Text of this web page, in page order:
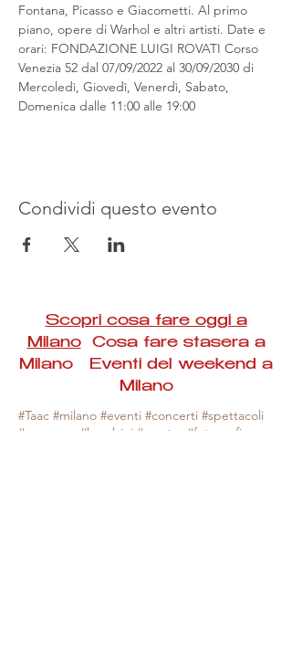
Fontana, Picasso e Giacometti. Al primo
piano, opere di Warhol e altri artisti. Date e
orari: FONDAZIONE LUIGI ROVATI Corso
Venezia 52 dal 07/09/2022 al 30/09/2030 di
Mercoledì, Giovedì, Venerdì, Sabato,
Domenica dalle 11:00 alle 19:00
Condividi questo evento
Scopri cosa fare oggi a
MilanoCosa fare stasera a
Milano Eventi del weekend a
Milano
#Taac #milano #eventi #concerti #spettacoli
#rassegne #bambini #mostre #fotografia